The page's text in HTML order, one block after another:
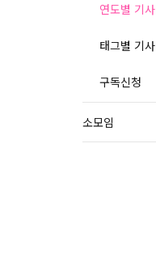
연도별 기사
태그별 기사
구독신청
소모임